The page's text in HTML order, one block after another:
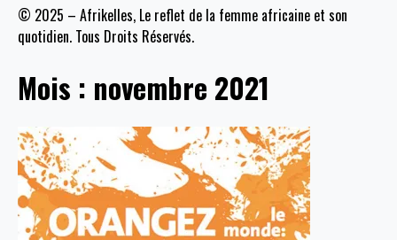
© 2025 – Afrikelles, Le reflet de la femme africaine et son
quotidien. Tous Droits Réservés.
Mois : novembre 2021